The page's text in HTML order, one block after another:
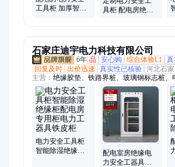
工具柜 加厚智能
具柜 配电房绝缘
石家庄迪宇电力科技有限公司
6年 品 安心购 综合体验L1
回复及时 出价迅速 真实性已核验 河北石
主营： 绝缘胶垫、铁路界桩、玻璃钢标志桩、
配电室绝缘胶垫、绝缘胶板、绝缘橡胶板、橡
板、EPDM三元乙丙橡胶、安全标志桩、水泥
牌、安全标志牌、玻璃钢警示桩、地埋警示桩
玻璃钢绝缘梯、25kv绝缘胶垫、高压接地棒、
胶垫、5mm绝缘胶垫、环保绝缘胶垫、可伸缩
胶板
电力安全工具柜
智能除湿绝缘柜
配电室房绝缘电
力安全工器具五